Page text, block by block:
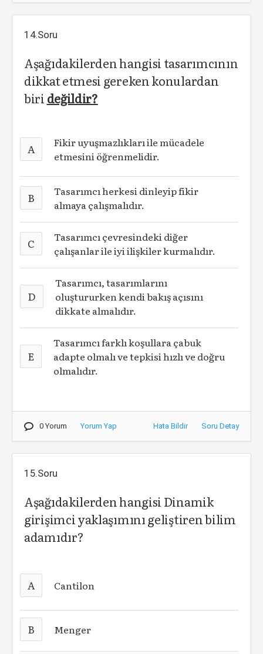
14.Soru
Aşağıdakilerden hangisi tasarımcının
dikkat etmesi gereken konulardan
biri değildir?
A
Fikir uyuşmazlıkları ile mücadele
etmesini öğrenmelidir.
B
Tasarımcı herkesi dinleyip fikir
almaya çalışmalıdır.
C
Tasarımcı çevresindeki diğer
çalışanlar ile iyi ilişkiler kurmalıdır.
D
Tasarımcı, tasarımlarını
oluştururken kendi bakış açısını
dikkate almalıdır.
E
Tasarımcı farklı koşullara çabuk
adapte olmalı ve tepkisi hızlı ve doğru
olmalıdır.
0 Yorum Yorum Yap Hata Bildir Soru Detay
15.Soru
Aşağıdakilerden hangisi Dinamik
girişimci yaklaşımını geliştiren bilim
adamıdır?
A Cantilon
B Menger